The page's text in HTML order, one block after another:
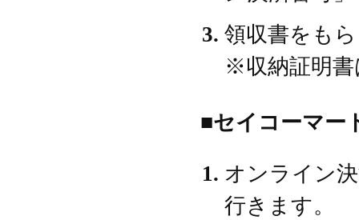
領収書をも
※収納証明書
■セイコーマー
オンライン
行きます。